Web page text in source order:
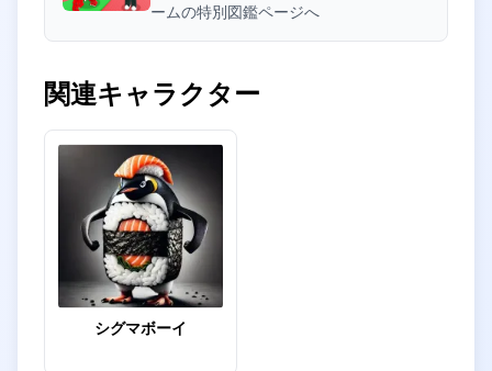
ームの特別図鑑ページへ
関連キャラクター
シグマボーイ